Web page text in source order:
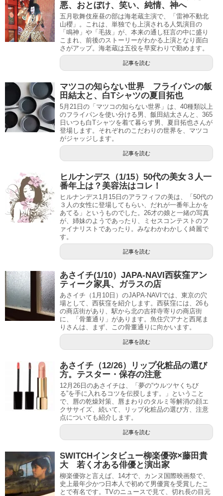
悪、おとぼけ、笑い、純情、神へ
五月歌舞伎座昼の部は海老蔵主演で、「雷神不動北
山櫻」。これは、単独でも上演される人気演目の
「鳴神」や「毛抜」が、本来の通し狂言の中に盛り
こまれ、前後のストーリーがわかる上演となり面白
さがアップ。海老蔵は五役を早変わりで勤めます。
記事を読む
マツコの知らない世界 フライパンの飯
田結太と、白Tシャツの夏目拓也
5月21日の「マツコの知らない世界」は、40種類以上
のフライパンを使い分ける男、飯田結太さんと、365
日いつも白Tシャツを着て暮らす男、夏目拓也さんが
登場します。それぞれのこだわりの世界を、マツコ
がジャッジします。
記事を読む
ヒルナンデス（1/15）50代の美女３人一
番年上は？美容法はコレ！
ヒルナンデス1月15日のアラフィフの美は、「50代の
３人の女性に登場してもらい、だれが一番年上かを
あてる」というものでした。26才の娘と一緒の写真
が、姉妹のようであったり、ミセスコンテストのフ
ァイナリストであったり。みなわかわかしく綺麗で
す。
記事を読む
あさイチ(1/10）JAPA-NAVI西荻窪アン
ティーク家具、ガラスの店
あさイチ（1月10日）のJAPA-NAVIでは、東京の穴
場として、西荻窪を紹介します。西荻窪には、26も
の商店街があり、駅から北の吉祥寺寄りの商店街
に、「骨董通り」があります。魚住穴アナと西尾ま
りさんは、まず、この骨董通りに向かいます。
記事を読む
あさイチ（12/26）リップ化粧品の選び
方。テスター・保存の注意
12月26日のあさイチは、「夢の“ウルツヤくちび
る”を手に入れるコツを伝授します。」ということ
で、唇の乾燥対策、唇まわりのタルミ等解消の顔エ
クササイズ、続いて、リップ化粧品の選び方、注意
点についても紹介します。
記事を読む
SWITCHインタビュー柳楽優弥×藤田貴
大 若く才ある俳優と演出家
柳楽優弥と言えば、14才で、カンヌ国際映画祭で、
史上最年少かつ日本人で初めて男優賞を受賞したこ
とで有名です。TVのニュースで見て、切れ長の目元